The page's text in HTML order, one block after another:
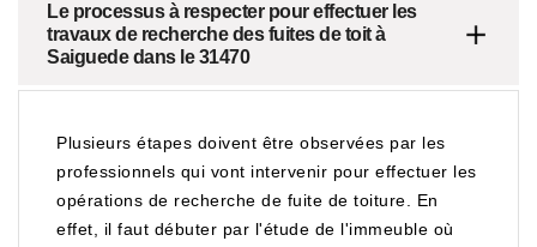
Le processus à respecter pour effectuer les
travaux de recherche des fuites de toit à
Saiguede dans le 31470
Plusieurs étapes doivent être observées par les
professionnels qui vont intervenir pour effectuer les
opérations de recherche de fuite de toiture. En
effet, il faut débuter par l'étude de l'immeuble où